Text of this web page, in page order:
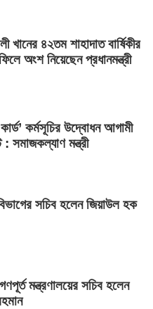
খানের ৪২তম শাহাদাত বার্ষিকীর
অংশ নিয়েছেন প্রধানমন্ত্রী
কার্ড’ কর্মসূচির উদ্বোধন আগামী
সমাজকল্যাণ মন্ত্রী
সচিব হলেন জিয়াউল হক
মন্ত্রণালয়ের সচিব হলেন